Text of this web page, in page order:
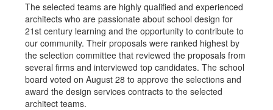
The selected teams are highly qualified and experienced
architects who are passionate about school design for
21st century learning and the opportunity to contribute to
our community. Their proposals were ranked highest by
the selection committee that reviewed the proposals from
several firms and interviewed top candidates. The school
board voted on August 28 to approve the selections and
award the design services contracts to the selected
architect teams.